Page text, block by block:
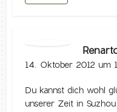
14. Oktober 2012 um
Du kannst dich wohl
unserer Zeit in